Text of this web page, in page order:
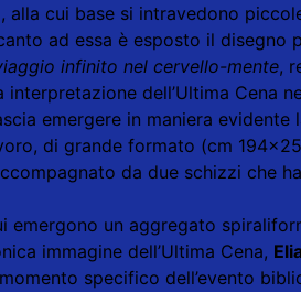
alla cui base si intravedono
ad essa è esposto il disegno
infinito nel cervello-mente,
interpretazione dell’Ultima Cena
emergere in maniera
di grande formato (cm
da due schizzi che
emergono un aggregato
immagine dell’Ultima Cena,
specifico dell’evento